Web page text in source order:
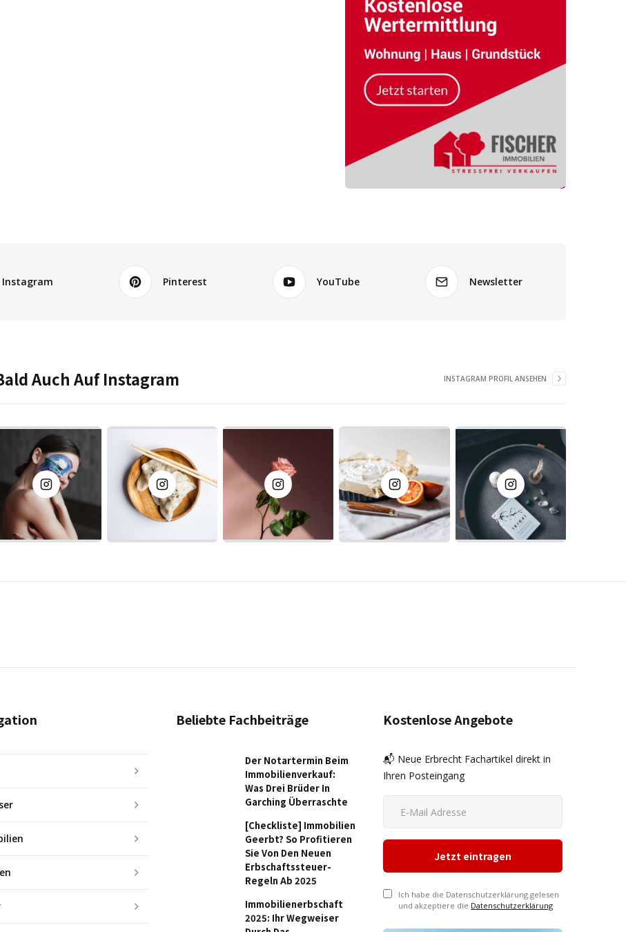
Instagram Pinterest YouTube Newsletter
Auch Auf Instagram INSTAGRAM PROFIL ANSEHEN
Beliebte Fachbeiträge
Der Notartermin Beim
Immobilienverkauf:
Was Drei Brüder In
Garching Überraschte
[Checkliste] Immobilien
Geerbt? So Profitieren
Sie Von Den Neuen
Erbschaftssteuer-
Regeln Ab 2025
Immobilienerbschaft
2025: Ihr Wegweiser
Kostenlose Angebote
📬 Neue Erbrecht Fachartikel direkt in
Ihren Posteingang
Ich habe die Datenschutzerklärung gelesen
und akzeptiere die Datenschutzerklärung